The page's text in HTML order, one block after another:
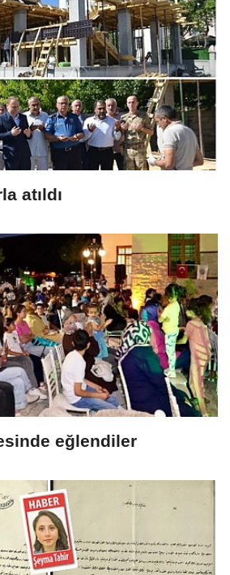
atıldı
eğlendiler